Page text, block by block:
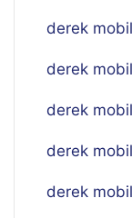
derek
derek
derek
derek
derek